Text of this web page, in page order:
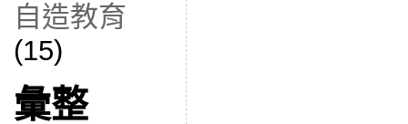
自造教育
(15)
彙整